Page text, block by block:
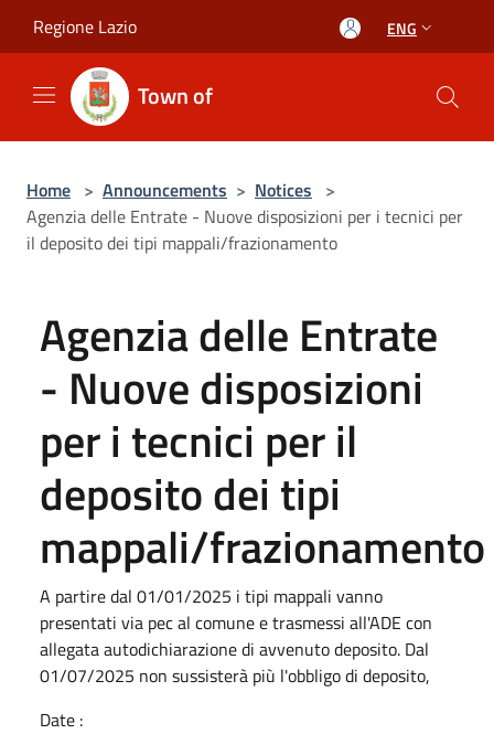
Regione Lazio ENG
Town of
Home > Announcements > Notices >
Agenzia delle Entrate - Nuove disposizioni per i tecnici per
il deposito dei tipi mappali/frazionamento
Agenzia delle Entrate
- Nuove disposizioni
per i tecnici per il
deposito dei tipi
mappali/frazionamento
A partire dal 01/01/2025 i tipi mappali vanno
presentati via pec al comune e trasmessi all'ADE con
allegata autodichiarazione di avvenuto deposito. Dal
01/07/2025 non sussisterà più l'obbligo di deposito,
Date :